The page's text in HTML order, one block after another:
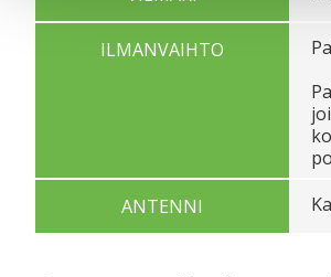
ILMANVAIHTO
ANTENNI